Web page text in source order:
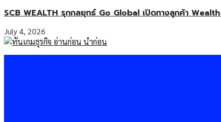
SCB WEALTH รุกกลยุทธ์ Go Global เปิดทางลูกค้า
July 4, 2026